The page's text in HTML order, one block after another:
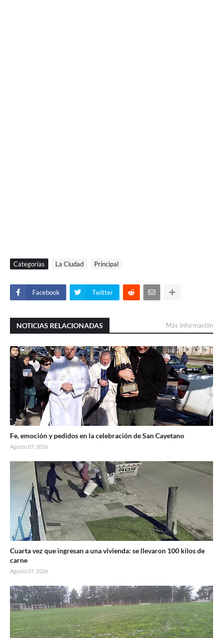
Categorías La Ciudad Principal
Facebook Twitter
NOTICIAS RELACIONADAS Más información
Fe, emoción y pedidos en la celebración de San Cayetano
Agosto 07, 2026
Cuarta vez que ingresan a una vivienda: se llevaron 100 kilos de
carne
Agosto 07, 2026